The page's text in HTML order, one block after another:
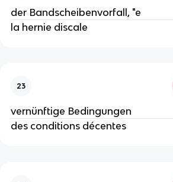
der Bandscheibenvorfall, "e
la hernie discale
23
vernünftige Bedingungen
des conditions décentes